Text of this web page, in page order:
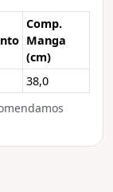
Comp.
Manga
(cm)
38,0